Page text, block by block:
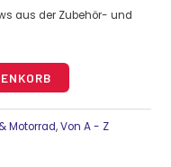
aus der Zubehör- und
Motorrad,Von A - Z